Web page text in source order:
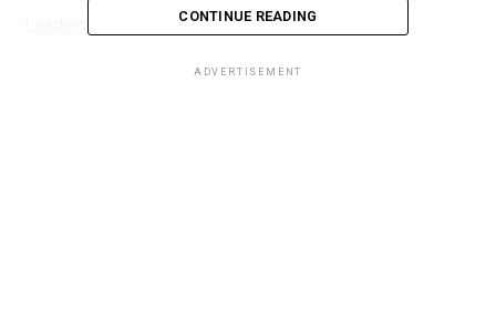
CONTINUE READING
ADVERTISEMENT